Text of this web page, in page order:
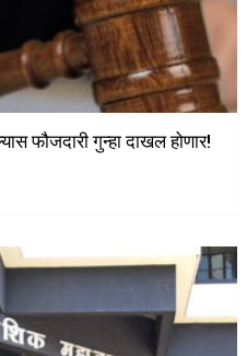
फौजदारी गुन्हा दाखल होणार!